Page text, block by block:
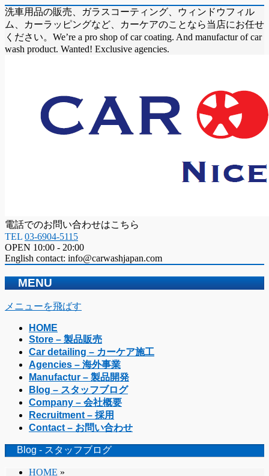
洗車用品の販売、ガラスコーティング、ウィンドウフィル
ム、カーラッピングなど、カーケアのことなら当店にお任せ
ください。We’re a pro shop of car coating. And manufactur of car
wash product. Wanted! Exclusive agencies.
電話でのお問い合わせはこちら
TEL 03-6904-5115
OPEN 10:00 - 20:00
English contact: info@carwashjapan.com
MENU
メニューを飛ばす
HOME
Store – 製品販売
Car detailing – カーケア施工
Agencies – 海外事業
Manufactur – 製品開発
Blog – スタッフブログ
Company – 会社概要
Recruitment – 採用
Contact – お問い合わせ
Blog - スタッフブログ
HOME »